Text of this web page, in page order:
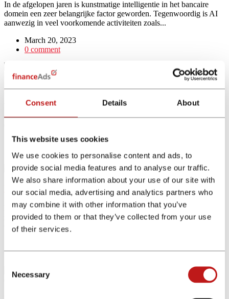
Consent Details About
This website uses cookies
We use cookies to personalise content and ads, to
provide social media features and to analyse our traffic.
We also share information about your use of our site with
our social media, advertising and analytics partners who
may combine it with other information that you’ve
provided to them or that they’ve collected from your use
of their services.
Selection
Necessary
In de afgelopen jaren is kunstmatige intelligentie in het bancaire
domein een zeer belangrijke factor geworden. Tegenwoordig is AI
aanwezig in veel voorkomende activiteiten zoals...
March 20, 2023
0 comment
Financiële marketing: doeltreffende strategieën
Wat is financiële marketing? Financiële marketing kan worden
opgevat als het geheel van marketingtechnieken en -strategieën die
April 19, 2023
2 comments
Influencer marketing in de financiële sector
Influencer marketing voor de financiële en bancaire sector (finance
influencing) is uitgegroeid tot een van de meest effectieve en
winstgevende marketingstrategieën en de impact ervan...
0 comment